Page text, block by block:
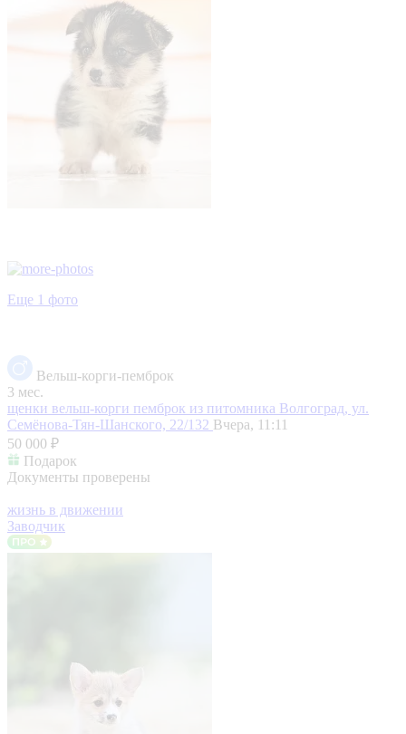
Еще 1 фото
Вельш-корги-пемброк
3 мес.
щенки вельш-корги пемброк из питомника Волгоград, ул.
Семёнова-Тян-Шанского, 22/132 Вчера, 11:11
50 000 ₽
Подарок
Документы проверены
жизнь в движении
Заводчик